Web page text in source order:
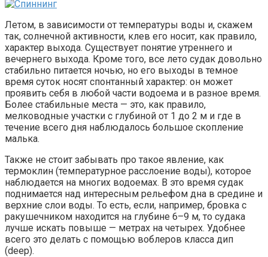
Летом, в зависимости от температуры воды и, скажем
так, солнечной активности, клев его носит, как правило,
характер выхода. Существует понятие утреннего и
вечернего выхода. Кроме того, все лето судак довольно
стабильно питается ночью, но его выходы в темное
время суток носят спонтанный характер: он может
проявить себя в любой части водоема и в разное время.
Более стабильные места — это, как правило,
мелководные участки с глубиной от 1 до 2 м и где в
течение всего дня наблюдалось большое скопление
малька.
Также не стоит забывать про такое явление, как
термоклин (температурное расслоение воды), которое
наблюдается на многих водоемах. В это время судак
поднимается над интересным рельефом дна в средине и
верхние слои воды. То есть, если, например, бровка с
ракушечником находится на глубине 6–9 м, то судака
лучше искать повыше — метрах на четырех. Удобнее
всего это делать с помощью воблеров класса дип
(deep).